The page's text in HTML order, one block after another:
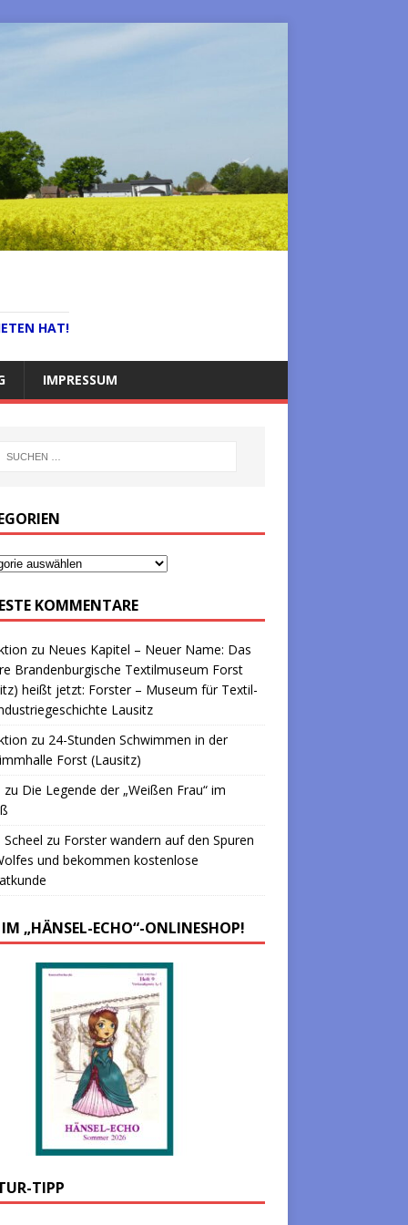
HAT!
IMPRESSUM
KOMMENTARE
zu Neues Kapitel – Neuer Name: Das
Brandenburgische Textilmuseum Forst
heißt jetzt: Forster – Museum für Textil-
Lausitz
zu 24-Stunden Schwimmen in der
Forst (Lausitz)
zu Die Legende der „Weißen Frau“ im
Scheel zu Forster wandern auf den Spuren
und bekommen kostenlose
„HÄNSEL-ECHO“-ONLINESHOP!
TIPP